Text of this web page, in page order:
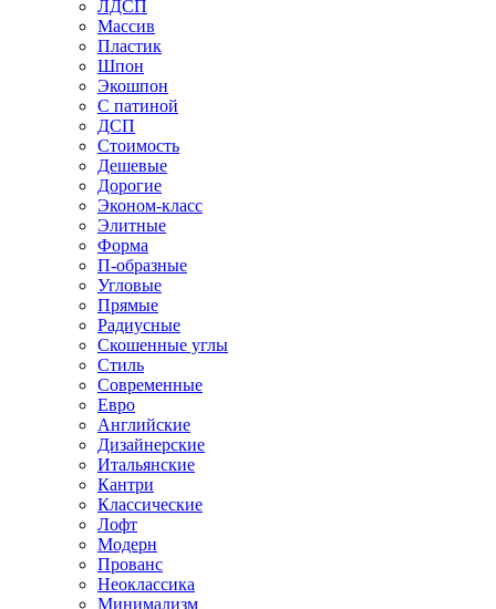
ЛДСП
Массив
Пластик
Шпон
Экошпон
С патиной
ДСП
Стоимость
Дешевые
Дорогие
Эконом-класс
Элитные
Форма
П-образные
Угловые
Прямые
Радиусные
Скошенные углы
Стиль
Современные
Евро
Английские
Дизайнерские
Итальянские
Кантри
Классические
Лофт
Модерн
Прованс
Неоклассика
Минимализм